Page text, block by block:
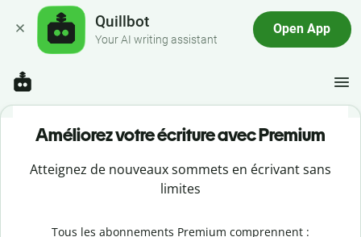
Quillbot
Your AI writing assistant
Open App
Améliorez votre écriture avec Premium
Atteignez de nouveaux sommets en écrivant sans
limites
Tous les abonnements Premium comprennent :